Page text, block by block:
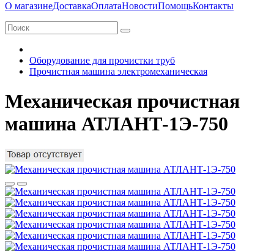
О магазинеДоставкаОплатаНовостиПомощьКонтакты
Оборудование для прочистки труб
Прочистная машина электромеханическая
Механическая прочистная
машина АТЛАНТ-1Э-750